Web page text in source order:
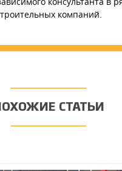
компаний.
СТАТЬИ